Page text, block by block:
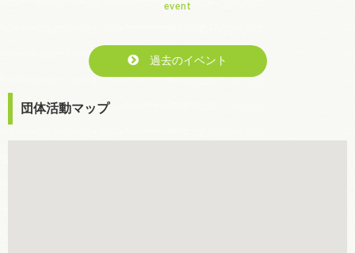
event
過去のイベント
団体活動マップ